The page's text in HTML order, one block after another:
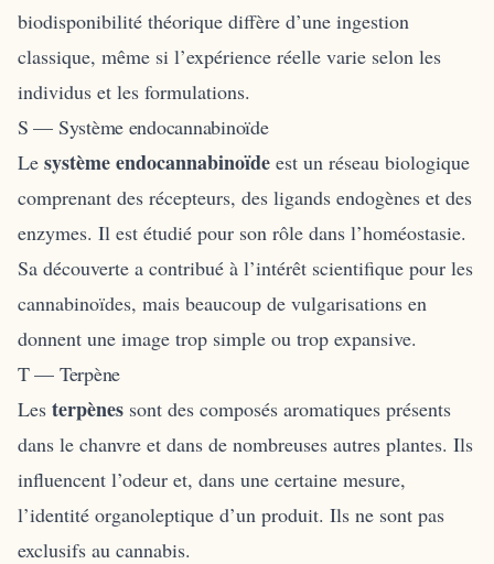
biodisponibilité théorique diffère d’une ingestion
classique, même si l’expérience réelle varie selon les
individus et les formulations.
S — Système endocannabinoïde
Le système endocannabinoïde est un réseau biologique
comprenant des récepteurs, des ligands endogènes et des
enzymes. Il est étudié pour son rôle dans l’homéostasie.
Sa découverte a contribué à l’intérêt scientifique pour les
cannabinoïdes, mais beaucoup de vulgarisations en
donnent une image trop simple ou trop expansive.
T — Terpène
Les terpènes sont des composés aromatiques présents
dans le chanvre et dans de nombreuses autres plantes. Ils
influencent l’odeur et, dans une certaine mesure,
l’identité organoleptique d’un produit. Ils ne sont pas
exclusifs au cannabis.